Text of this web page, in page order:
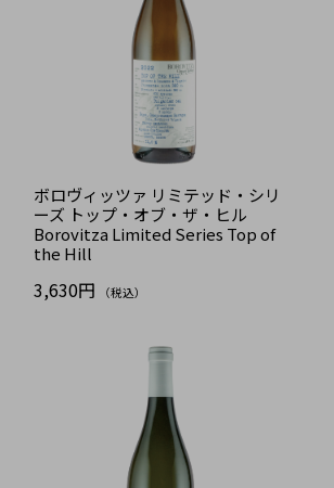
ボロヴィッツァ リミテッド・シリ
ーズ トップ・オブ・ザ・ヒル
Borovitza Limited Series Top of
the Hill
3,630円 （税込）